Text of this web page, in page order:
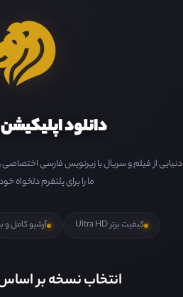
دانلود اپلیکیشن
دنیایی از فیلم و سریال با زیرنویس فارسی
ما را برای پلتفرم دلخواه
کیفیت برتر Ultra HD آرشیو کامل و
انتخاب نسخه بر